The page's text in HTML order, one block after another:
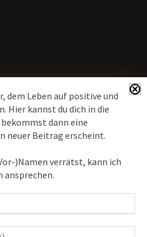
dem Leben auf positive und
Hier kannst du dich in die
dann eine
neuer Beitrag erscheint.
)Namen verrätst, kann ich
ansprechen.
Impulse, Meditation &
Workshops